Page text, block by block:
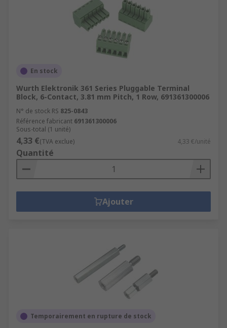
En stock
Wurth Elektronik 361 Series Pluggable Terminal
Block, 6-Contact, 3.81 mm Pitch, 1 Row, 691361300006
N° de stock RS 825-0843
Référence fabricant 691361300006
Sous-total (1 unité)
4,33 €(TVA exclue) 4,33 €/unité
Quantité
Ajouter
Temporairement en rupture de stock